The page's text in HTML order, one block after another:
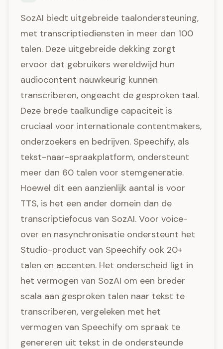
SozAI biedt uitgebreide taalondersteuning,
met transcriptiediensten in meer dan 100
talen. Deze uitgebreide dekking zorgt
ervoor dat gebruikers wereldwijd hun
audiocontent nauwkeurig kunnen
transcriberen, ongeacht de gesproken taal.
Deze brede taalkundige capaciteit is
cruciaal voor internationale contentmakers,
onderzoekers en bedrijven. Speechify, als
tekst-naar-spraakplatform, ondersteunt
meer dan 60 talen voor stemgeneratie.
Hoewel dit een aanzienlijk aantal is voor
TTS, is het een ander domein dan de
transcriptiefocus van SozAI. Voor voice-
over en nasynchronisatie ondersteunt het
Studio-product van Speechify ook 20+
talen en accenten. Het onderscheid ligt in
het vermogen van SozAI om een breder
scala aan gesproken talen naar tekst te
transcriberen, vergeleken met het
vermogen van Speechify om spraak te
genereren uit tekst in de ondersteunde